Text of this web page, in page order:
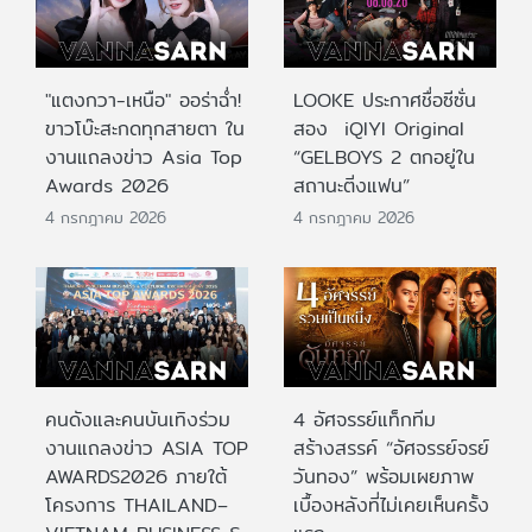
"แตงกวา-เหนือ" ออร่าฉ่ำ!
ขาวโบ๊ะสะกดทุกสายตา ใน
งานแถลงข่าว Asia Top
Awards 2026
4 กรกฎาคม 2026
LOOKE ประกาศชื่อซีซั่น
สอง iQIYI Original
“GELBOYS 2 ตกอยู่ใน
สถานะติ่งแฟน”
4 กรกฎาคม 2026
คนดังและคนบันเทิงร่วม
งานแถลงข่าว ASIA TOP
AWARDS2026 ภายใต้
โครงการ THAILAND–
4 อัศจรรย์แท็กทีม
สร้างสรรค์ “อัศจรรย์จรย์
วันทอง” พร้อมเผยภาพ
เบื้องหลังที่ไม่เคยเห็นครั้ง